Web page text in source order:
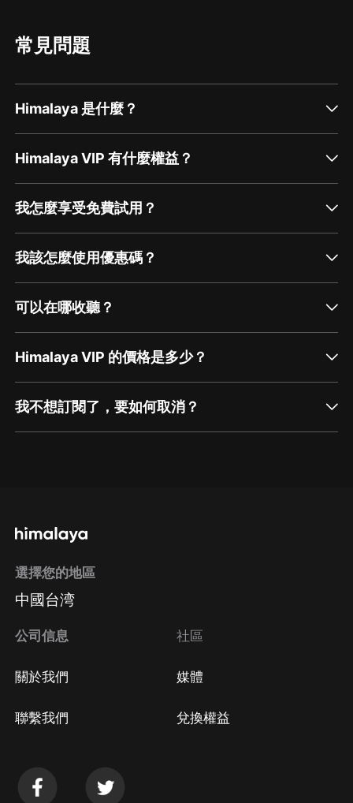
常見問題
Himalaya 是什麼？
Himalaya VIP 有什麼權益？
我怎麼享受免費試用？
我該怎麼使用優惠碼？
可以在哪收聽？
Himalaya VIP 的價格是多少？
我不想訂閱了，要如何取消？
方法 Google Play取消訂閱方法
選擇您的地區
中國台湾
公司信息
關於我們
聯繫我們
社區
媒體
兌換權益